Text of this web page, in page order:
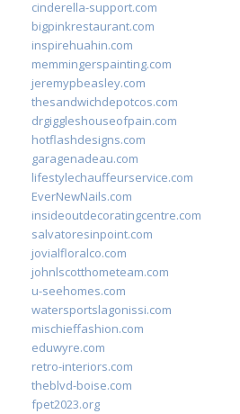
cinderella-support.com
bigpinkrestaurant.com
inspirehuahin.com
memmingerspainting.com
jeremypbeasley.com
thesandwichdepotcos.com
drgiggleshouseofpain.com
hotflashdesigns.com
garagenadeau.com
lifestylechauffeurservice.com
EverNewNails.com
insideoutdecoratingcentre.com
salvatoresinpoint.com
jovialfloralco.com
johnlscotthometeam.com
u-seehomes.com
watersportslagonissi.com
mischieffashion.com
eduwyre.com
retro-interiors.com
theblvd-boise.com
fpet2023.org